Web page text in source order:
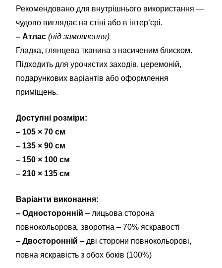
Рекомендовано для внутрішнього використання —
чудово виглядає на стіні або в інтер’єрі.
– Атлас (під замовлення)
Гладка, глянцева тканина з насиченим блиском.
Підходить для урочистих заходів, церемоній,
подарункових варіантів або оформлення
приміщень.
Доступні розміри:
– 105 × 70 см
– 135 × 90 см
– 150 × 100 см
– 210 × 135 см
Варіанти виконання:
– Односторонній – лицьова сторона
повнокольорова, зворотна – 70% яскравості
– Двосторонній – дві сторони повнокольорові,
повна яскравість з обох боків (100%)